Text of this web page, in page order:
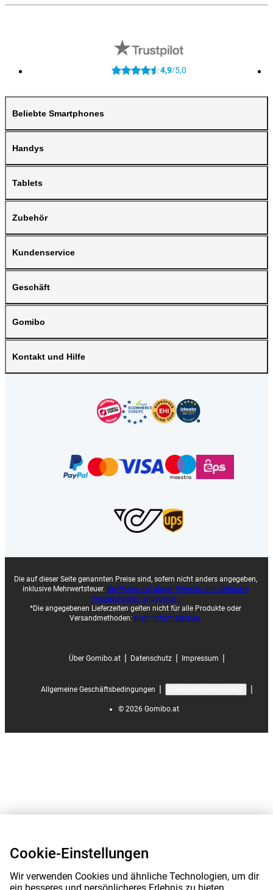
4,9/5,0
Beliebte Smartphones
Handys
Tablets
Zubehör
Kundenservice
Geschäft
Gomibo
Kontakt und Hilfe
Die auf dieser Seite genannten Preise sind, sofern nicht anders angegeben,
inklusive Mehrwertsteuer. Die Preise auf dieser Website sind exklusive
Versandkosten angegeben.
*Die angegebenen Lieferzeiten gelten nicht für alle Produkte oder
Versandmethoden: mehr Informationen.
Über Gomibo.at Datenschutz Impressum
Allgemeine Geschäftsbedingungen
© 2026 Gomibo.at
Cookie-Einstellungen
Wir verwenden Cookies und ähnliche Technologien, um dir